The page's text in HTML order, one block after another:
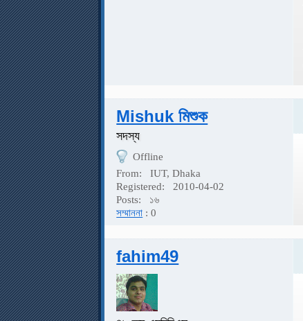
Mishuk মিশুক
সদস্য
Offline
From:
IUT, Dhaka
Registered:
2010-04-02
Posts:
১৬
সম্মাননা : 0
fahim49